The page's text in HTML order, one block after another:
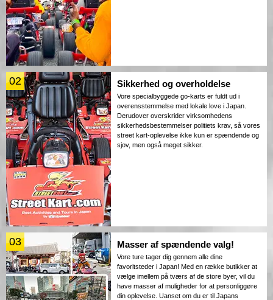
02 Sikkerhed og overholdelse
Vore specialbyggede go-karts er fuldt ud i
overensstemmelse med lokale love i Japan.
Derudover overskrider virksomhedens
sikkerhedsbestemmelser politiets krav, så vores
street kart-oplevelse ikke kun er spændende og
sjov, men også meget sikker.
03 Masser af spændende valg!
Vore ture tager dig gennem alle dine
favoritsteder i Japan! Med en række butikker at
vælge imellem på tværs af de store byer, vil du
have masser af muligheder for at personliggøre
din oplevelse. Uanset om du er til Japans